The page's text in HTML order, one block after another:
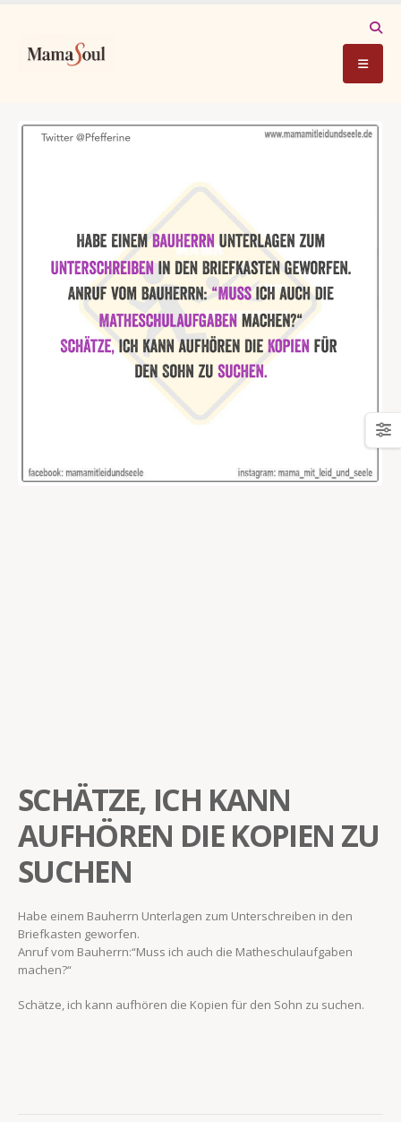
SCHÄTZE, ICH KANN
AUFHÖREN DIE KOPIEN ZU
SUCHEN
Habe einem Bauherrn Unterlagen zum Unterschreiben in den
Briefkasten geworfen.
Anruf vom Bauherrn:“Muss ich auch die Matheschulaufgaben
machen?“
Schätze, ich kann aufhören die Kopien für den Sohn zu suchen.